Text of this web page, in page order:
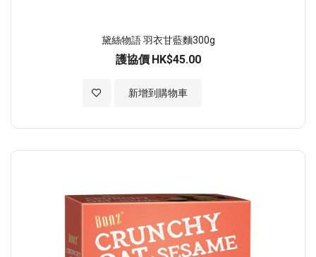
黛絲物語 羽衣甘藍麵300g
護協價 HK$45.00
新增到購物車
加入至願望清單